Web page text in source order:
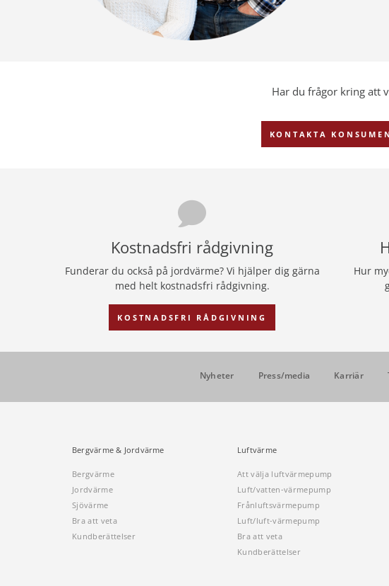
Har du frågor kring att
KONTAKTA
Kostnadsfri rådgivning
Funderar du också på jordvärme? Vi hjälper dig gärna
med helt kostnadsfri rådgivning.
KOSTNADSFRI RÅDGIVNING
Hur
Nyheter Press/media Karriär
Bergvärme & Jordvärme
Bergvärme
Jordvärme
Sjövärme
Bra att veta
Kundberättelser
Luftvärme
Att välja luftvärmepump
Luft/vatten-värmepump
Frånluftsvärmepump
Luft/luft-värmepump
Bra att veta
Kundberättelser